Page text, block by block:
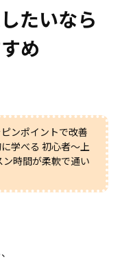
たいなら
め
ンポイントで改善
学べる 初心者〜上
時間が柔軟で通い